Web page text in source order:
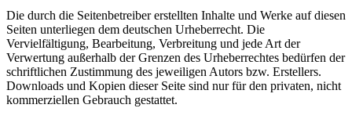
Die durch die Seitenbetreiber erstellten Inhalte und Werke auf diesen
Seiten unterliegen dem deutschen Urheberrecht. Die
Vervielfältigung, Bearbeitung, Verbreitung und jede Art der
Verwertung außerhalb der Grenzen des Urheberrechtes bedürfen der
schriftlichen Zustimmung des jeweiligen Autors bzw. Erstellers.
Downloads und Kopien dieser Seite sind nur für den privaten, nicht
kommerziellen Gebrauch gestattet.